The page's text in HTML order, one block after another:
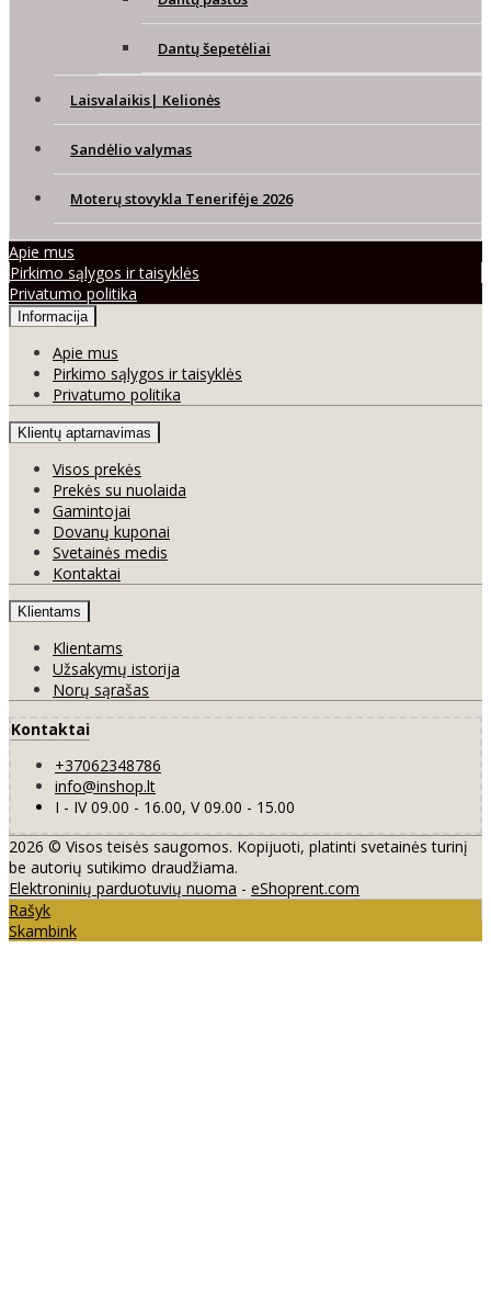
Dantų šepetėliai
Laisvalaikis| Kelionės
Sandėlio valymas
Moterų stovykla Tenerifėje 2026
Apie mus
Pirkimo sąlygos ir taisyklės
Privatumo politika
Informacija
Apie mus
Pirkimo sąlygos ir taisyklės
Privatumo politika
Klientų aptarnavimas
Visos prekės
Prekės su nuolaida
Gamintojai
Dovanų kuponai
Svetainės medis
Kontaktai
Klientams
Klientams
Užsakymų istorija
Norų sąrašas
Kontaktai
+37062348786
info@inshop.lt
I - IV 09.00 - 16.00, V 09.00 - 15.00
2026 © Visos teisės saugomos. Kopijuoti, platinti svetainės turinį
be autorių sutikimo draudžiama.
Elektroninių parduotuvių nuoma - eShoprent.com
Rašyk
Skambink